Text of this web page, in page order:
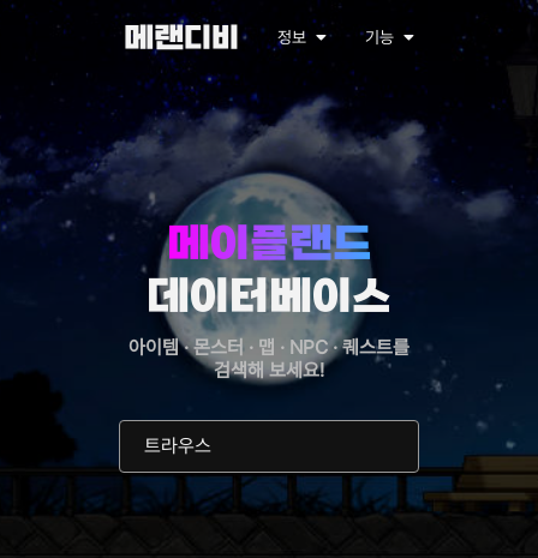
메랜디비 정보 기능
메이플랜드
데이터베이스
아이템 · 몬스터 · 맵 · NPC · 퀘스트를
검색해 보세요!